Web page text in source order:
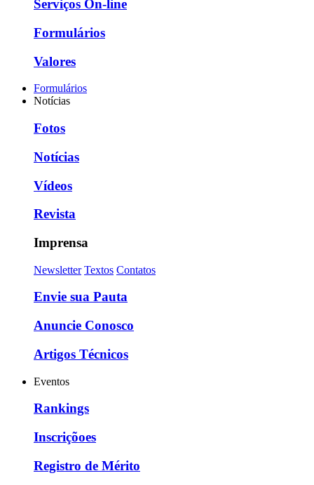
Serviços On-line
Formulários
Valores
Formulários
Notícias
Fotos
Notícias
Vídeos
Revista
Imprensa
Newsletter Textos Contatos
Envie sua Pauta
Anuncie Conosco
Artigos Técnicos
Eventos
Rankings
Inscriçõoes
Registro de Mérito